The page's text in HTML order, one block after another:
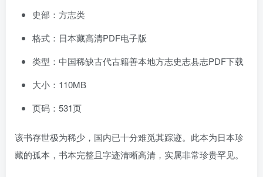
史部：方志类
格式：日本藏高清PDF电子版
类型：中国稀缺古代古籍善本地方志史志县志PDF下载
大小：110MB
页码：531页
该书存世极为稀少，国内已十分难觅其踪迹。此本为日本珍
藏的孤本，书本完整且字迹清晰高清，实属非常珍贵罕见。